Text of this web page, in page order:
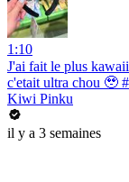
1:10
J'ai fait le plus
c'etait ultra chou 🥹
Kiwi Pinku
il y a 3 semaines